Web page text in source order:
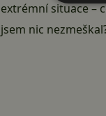
extrémní situace –
jsem nic